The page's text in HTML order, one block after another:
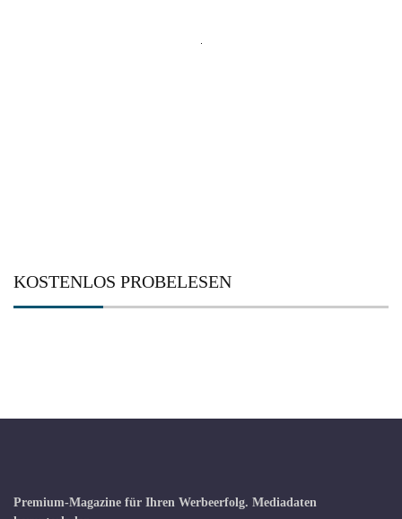
KOSTENLOS PROBELESEN
Premium-Magazine für Ihren Werbeerfolg. Mediadaten